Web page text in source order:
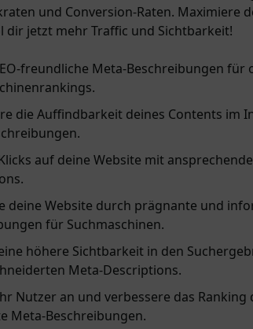
und Conversion-Raten. Maximiere
dir jetzt mehr Traffic und Sichtbarkeit!
freundliche Meta-Beschreibungen für
die Auffindbarkeit deines Contents im
auf deine Website mit
deine Website durch prägnante und
für Suchmaschinen.
höhere Sichtbarkeit in den
Meta-Descriptions.
Nutzer an und verbessere das Ranking
Meta-Beschreibungen.